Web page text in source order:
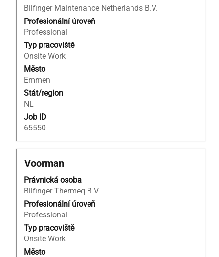
Bilfinger Maintenance Netherlands B.V.
Profesionální úroveň
Professional
Typ pracoviště
Onsite Work
Město
Emmen
Stát/region
NL
Job ID
65550
veškerých
informací
o
profesi.
Titul
Voorman
Právnická osoba
Bilfinger Thermeq B.V.
Profesionální úroveň
Professional
Typ pracoviště
Onsite Work
Město
Vyberte
zobrazení
veškerých
informací
o
profesi.